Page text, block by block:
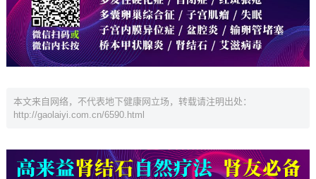
本文来自网络，不代表地下健康网立场，转载请注明出处：
http://gaolaiyi.com.cn/6590.html